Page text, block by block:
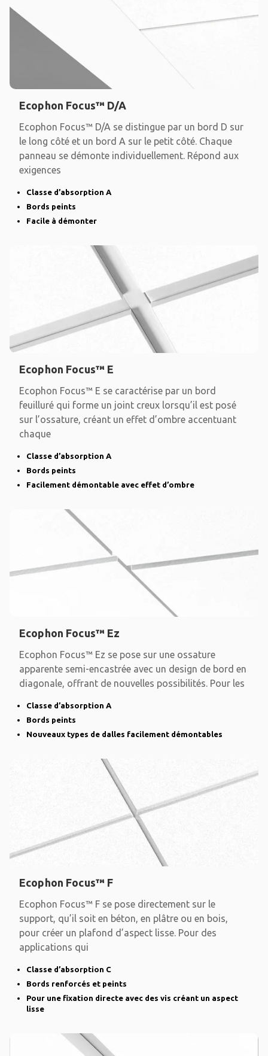
Ecophon Focus™ D/A
Ecophon Focus™ D/A se distingue par un bord D sur
le long côté et un bord A sur le petit côté. Chaque
panneau se démonte individuellement. Répond aux
exigences
Classe d’absorption A
Bords peints
Facile à démonter
Ecophon Focus™ E
Ecophon Focus™ E se caractérise par un bord
feuilluré qui forme un joint creux lorsqu’il est posé
sur l’ossature, créant un effet d’ombre accentuant
chaque
Classe d’absorption A
Bords peints
Facilement démontable avec effet d’ombre
Ecophon Focus™ Ez
Ecophon Focus™ Ez se pose sur une ossature
apparente semi-encastrée avec un design de bord en
diagonale, offrant de nouvelles possibilités. Pour les
Classe d’absorption A
Bords peints
Nouveaux types de dalles facilement démontables
Ecophon Focus™ F
Ecophon Focus™ F se pose directement sur le
support, qu’il soit en béton, en plâtre ou en bois,
pour créer un plafond d’aspect lisse. Pour des
applications qui
Classe d’absorption C
Bords renforcés et peints
Pour une fixation directe avec des vis créant un aspect
lisse